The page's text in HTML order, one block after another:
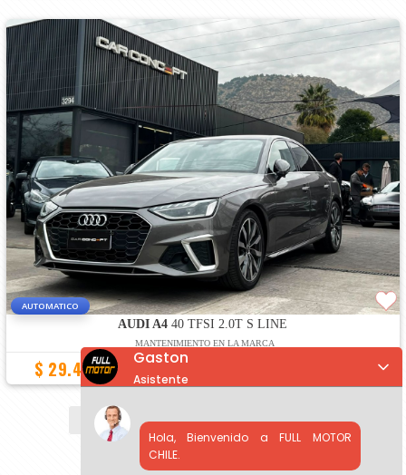
AUTOMATICO
AUDI A4 40 TFSI 2.0T S LINE
MANTENIMIENTO EN LA MARCA
$ 29.490.000
1 2 3 4 5 6 ... »
Gaston
Asistente
Hola, Bienvenido a FULL MOTOR
CHILE.